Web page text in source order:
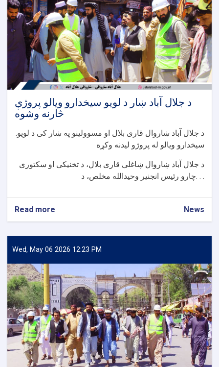
د جلال آباد ښار د لویو سیخدارو ویالو پروژې
څارنه وشوه
.د جلال آباد ښاروال قاری بلال او مسوولینو په ښار کی د لویو
سیخدارو ویالو له پروژو لیدنه وکړه
د جلال آباد ښاروال ښاغلی قاری بلال، د تخنیکی او سکتوری
چارو رئیس انجنیر وحیدالله مخلص، د. . .
Read more
د
آباد
ښار
سیخدارو
ویالو
پروژې
څارنه
وشوه
News
Wed, May 06 2026 12:23 PM